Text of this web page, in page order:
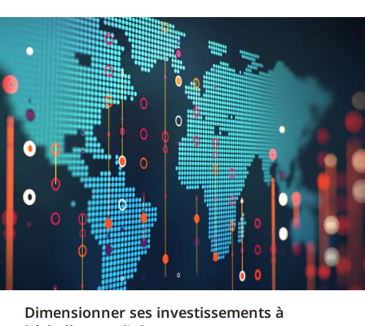
Dimensionner ses investissements à